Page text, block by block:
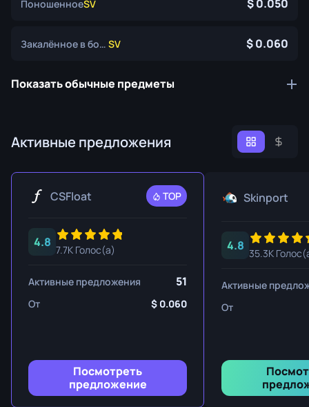
ПоношенноеSV 0.050
Закалённое в боях SV 0.060
Показать обычные предметы
Активные предложения
CSFloat TOP
4.8
7.7K Голос(а)
Активные предложения 51
От 0.060
Посмотреть
предложение
Skinport
4.8
35.3K
Активные
От